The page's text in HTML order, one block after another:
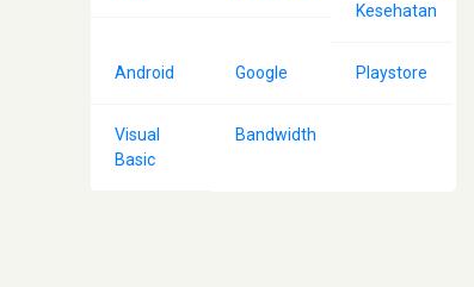
Kesehatan
Android Google Playstore
Visual
Basic
Bandwidth